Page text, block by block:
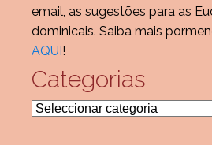
email, as sugestões para as
dominicais. Saiba mais
AQUI!
Categorias
Categorias